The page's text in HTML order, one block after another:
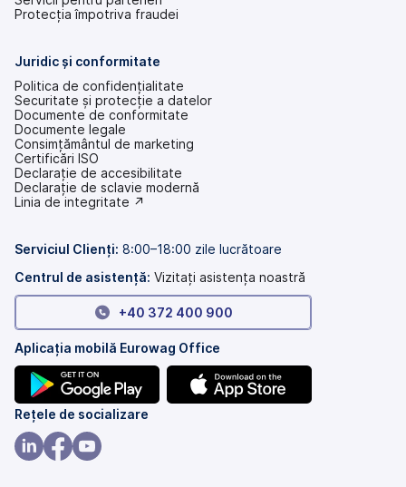
Protecția împotriva fraudei
Juridic și conformitate
Politica de confidențialitate
Securitate și protecție a datelor
Documente de conformitate
Documente legale
Consimțământul de marketing
Certificări ISO
Declarație de accesibilitate
(se
deschide
filă
Declarație de sclavie modernă
(se
o
nouă)
Linia de integritate ↗
Serviciul Clienți: 8:00–18:00 zile lucrătoare
Centrul de asistență: Vizitați asistența noastră
+40 372 400 900
Aplicația mobilă Eurowag Office
(se
deschide
într-
Rețele de socializare